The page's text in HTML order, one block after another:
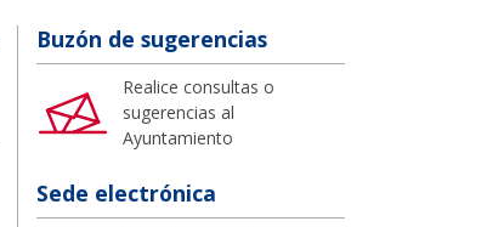
Buzón de sugerencias
Realice consultas o
sugerencias al
Ayuntamiento
Sede electrónica